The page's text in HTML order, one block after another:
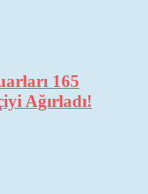
165
Ağırladı!